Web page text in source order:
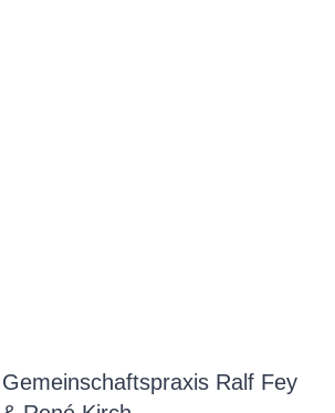
Gemeinschaftspraxis Ralf Fey